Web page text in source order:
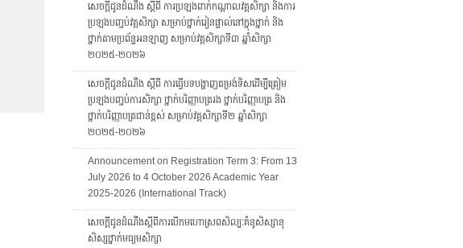
សេចក្ដីជូនដំណឹង ស្ដីពី ការប្រឡងពាក់កណ្ដាលវគ្គសិក្សា និងការ
ប្រឡងបញ្ចប់វគ្គសិក្សា សម្រាប់ថ្នាក់រៀនផ្ទាល់នៅក្នុងថ្នាក់ និង
ថ្នាក់តាមប្រព័ន្ធអនឡាញ សម្រាប់វគ្គសិក្សាទី៣ ឆ្នាំសិក្សា
២០២៥-២០២៦
សេចក្តីជូនដំណឹង ស្តីពី ការធ្វើបទបង្ហាញតម្រង់ទិសដើម្បីត្រៀម
ប្រឡងបញ្ចប់ការសិក្សា ថ្នាក់បរិញ្ញាបត្ររង ថ្នាក់បរិញ្ញាបត្រ និង
ថ្នាក់បរិញ្ញាបត្រជាន់ខ្ពស់ សម្រាប់វគ្គសិក្សាទី២ ឆ្នាំសិក្សា
២០២៥-២០២៦
Announcement on Registration Term 3: From 13
July 2026 to 4 October 2026 Academic Year
2025-2026 (International Track)
សេចក្ដីជូនដំណឹងស្ដីពីការបើកមហោស្រពសិល្បៈគំនូសិស្សានុ
សិស្សថ្នាក់មធ្យមសិក្សា